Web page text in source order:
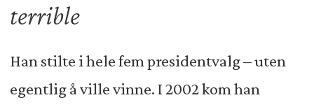
terrible
Han stilte i hele fem presidentvalg – uten
egentlig å ville vinne. I 2002 kom han